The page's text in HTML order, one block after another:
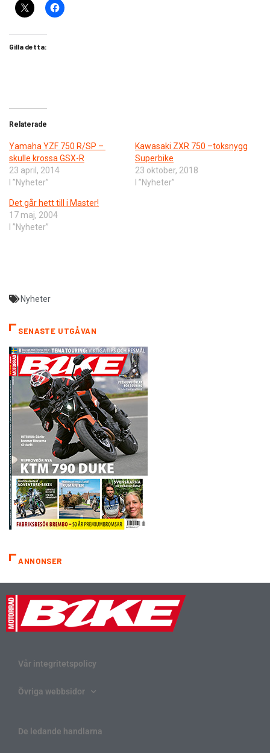
Gilla detta:
Relaterade
Yamaha YZF 750 R/SP –
skulle krossa GSX-R
23 april, 2014
I ”Nyheter”
Kawasaki ZXR 750 –toksnygg
Superbike
23 oktober, 2018
I ”Nyheter”
Det går hett till i Master!
17 maj, 2004
I ”Nyheter”
Nyheter
SENASTE UTGÅVAN
ANNONSER
Vår integritetspolicy
Övriga webbsidor
De ledande handlarna